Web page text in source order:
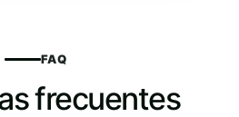
FAQ
frecuentes